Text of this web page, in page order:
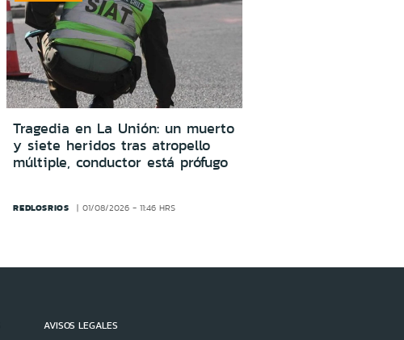
Tragedia en La Unión: un muerto
y siete heridos tras atropello
múltiple, conductor está prófugo
REDLOSRIOS 01/08/2026 - 11:46 HRS
AVISOS LEGALES